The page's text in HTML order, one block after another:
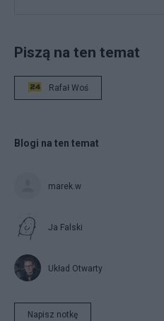
Piszą na ten temat
Rafał Woś
Blogi na ten temat
marek.w
Ja Falski
Układ Otwarty
Napisz notkę